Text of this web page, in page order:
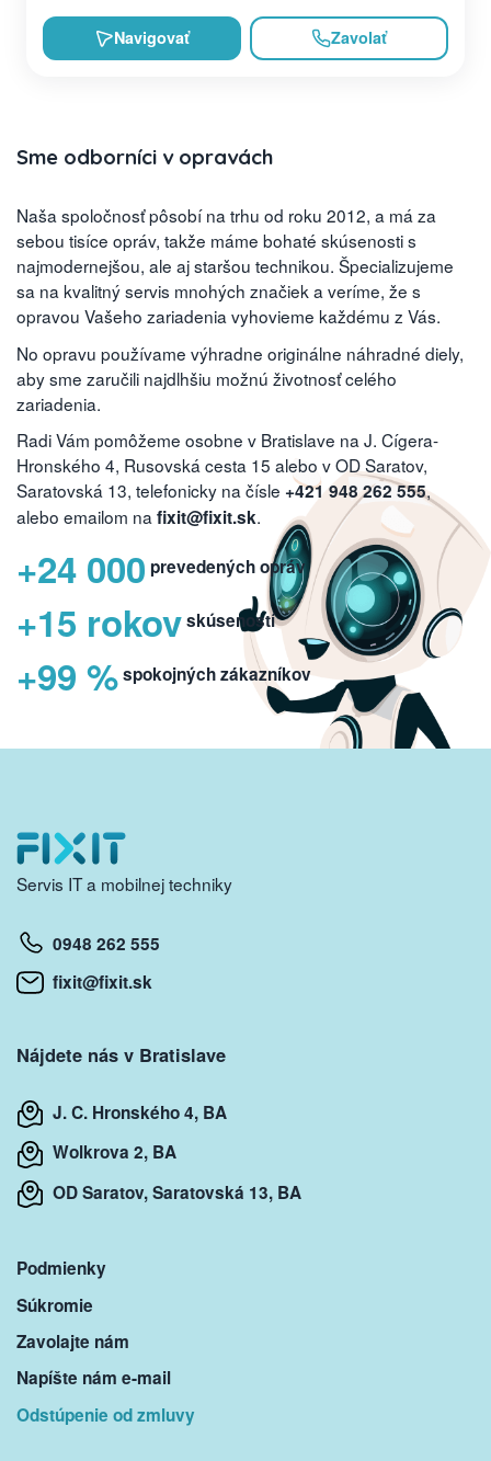
Navigovať Zavolať
Sme odborníci v opravách
Naša spoločnosť pôsobí na trhu od roku 2012, a má za
sebou tisíce opráv, takže máme bohaté skúsenosti s
najmodernejšou, ale aj staršou technikou. Špecializujeme
sa na kvalitný servis mnohých značiek a veríme, že s
opravou Vašeho zariadenia vyhovieme každému z Vás.
No opravu používame výhradne originálne náhradné diely,
aby sme zaručili najdlhšiu možnú životnosť celého
zariadenia.
Radi Vám pomôžeme osobne v Bratislave na J. Cígera-
Hronského 4, Rusovská cesta 15 alebo v OD Saratov,
Saratovská 13, telefonicky na čísle +421 948 262 555,
alebo emailom na fixit@fixit.sk.
+24 000 prevedených opráv
+15 rokovskúseností
+99 %spokojných zákazníkov
Servis IT a mobilnej techniky
0948 262 555
fixit@fixit.sk
Nájdete nás v Bratislave
J. C. Hronského 4, BA
Wolkrova 2, BA
OD Saratov, Saratovská 13, BA
Podmienky
Súkromie
Zavolajte nám
Napíšte nám e-mail
Odstúpenie od zmluvy